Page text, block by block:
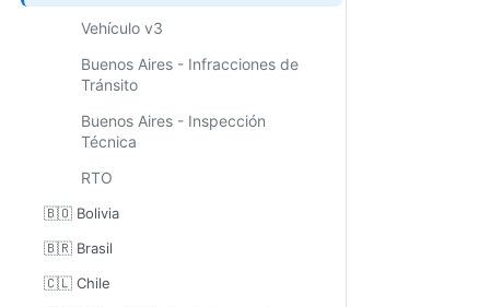
Vehículo v3
Buenos Aires - Infracciones de
Tránsito
Buenos Aires - Inspección
Técnica
RTO
🇧🇴 Bolivia
🇧🇷 Brasil
🇨🇱 Chile